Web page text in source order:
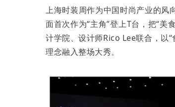
上海时装周作为中国时尚产业的风
面首次作为“主角”登上T台，把“美
计学院、设计师Rico Lee联合，以
理念融入整场大秀。